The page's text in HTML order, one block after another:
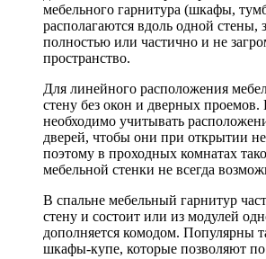
мебельного гарнитура (шкафы,
располагаются вдоль одной стены,
полностью или частично и не
пространство.
Для линейного расположения
стену без окон и дверных проемов.
необходимо учитывать
дверей, чтобы они при открытии не
поэтому в проходных комнатах
мебельной стенки не всегда
В спальне мебельный гарнитур
стену и состоит или из модулей
дополняется комодом. Популярны
шкафы-купе, которые позволяют